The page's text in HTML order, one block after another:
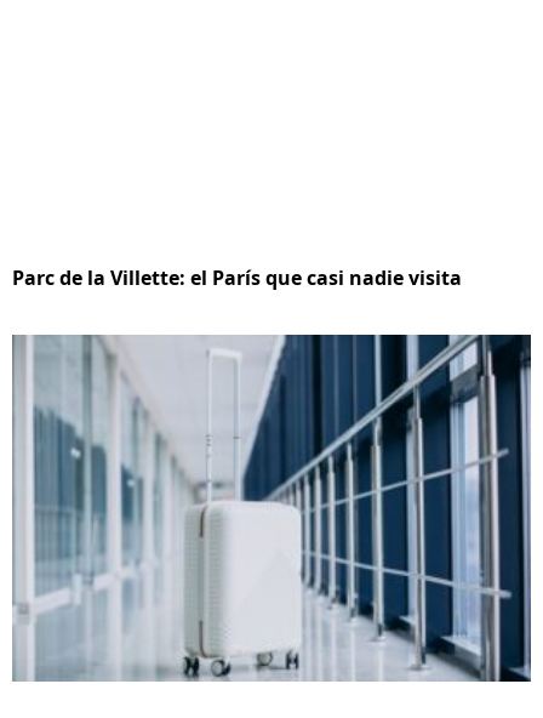
Parc de la Villette: el París que casi nadie visita